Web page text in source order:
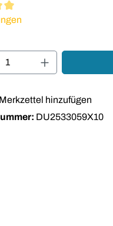
Bewertung von 5
Anzahl: Gib
hinzufügen
DU2533059X10